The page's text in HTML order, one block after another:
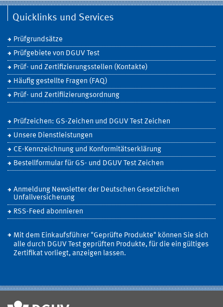
Quicklinks und Services
Prüfgrundsätze
Prüfgebiete von DGUV Test
Prüf- und Zertifizierungsstellen (Kontakte)
Häufig gestellte Fragen (FAQ)
Prüf- und Zertifiizierungsordnung
Prüfzeichen: GS-Zeichen und DGUV Test Zeichen
Unsere Dienstleistungen
CE-Kennzeichnung und Konformitätserklärung
Bestellformular für GS- und DGUV Test Zeichen
Anmeldung Newsletter der Deutschen Gesetzlichen
Unfallversicherung
RSS-Feed abonnieren
Mit dem Einkaufsführer "Geprüfte Produkte" können Sie sich
alle durch DGUV Test geprüften Produkte, für die ein gültiges
Zertifikat vorliegt, anzeigen lassen.